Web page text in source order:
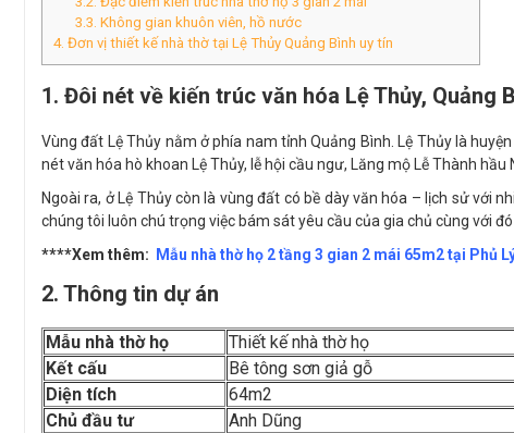
3.3. Không gian khuôn viên, hồ nước
4. Đơn vị thiết kế nhà thờ tại Lệ Thủy Quảng Bình uy tín
1. Đôi nét về kiến trúc văn hóa Lệ Thủy, Quảng
Vùng đất Lệ Thủy nằm ở phía nam tỉnh Quảng Bình. Lệ Thủy là
nét văn hóa hò khoan Lệ Thủy, lễ hội cầu ngư, Lăng mộ Lễ Thành
Ngoài ra, ở Lệ Thủy còn là vùng đất có bề dày văn hóa – lịch sử với
chúng tôi luôn chú trọng việc bám sát yêu cầu của gia chủ cùng với
****Xem thêm:
Mẫu nhà thờ họ 2 tầng 3 gian 2 mái 65m2 tại Phủ
2. Thông tin dự án
Mẫu nhà thờ họ
Thiết kế nhà thờ họ
Kết cấu
Bê tông sơn giả gỗ
Diện tích
64m2
Chủ đầu tư
Anh Dũng